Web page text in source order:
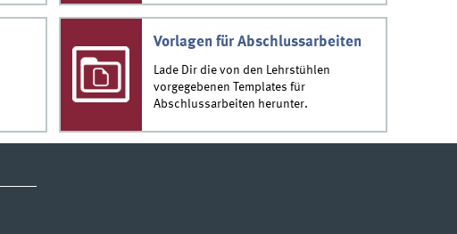
Vorlagen für Abschlussarbeiten
Lade Dir die von den Lehrstühlen
vorgegebenen Templates für
Abschlussarbeiten herunter.